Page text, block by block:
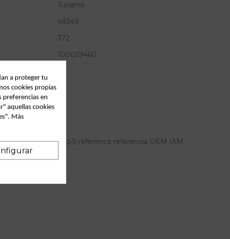
Turismo
49349
372
100029460
para seat leon (1p1) reference referencia OEM IAM
a proteger tu
cookies propias
preferencias en
aquellas cookies
Más